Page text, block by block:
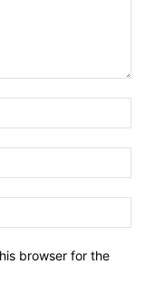
browser for the